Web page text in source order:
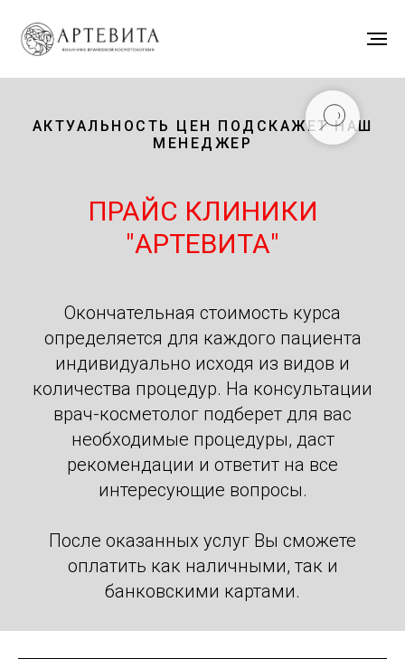
АКТУАЛЬНОСТЬ ЦЕН ПОДСКАЖЕТ НАШ
МЕНЕДЖЕР
ПРАЙС КЛИНИКИ
"АРТЕВИТА"
Окончательная стоимость курса
определяется для каждого пациента
индивидуально исходя из видов и
количества процедур. На консультации
врач-косметолог подберет для вас
необходимые процедуры, даст
рекомендации и ответит на все
интересующие вопросы.
После оказанных услуг Вы сможете
оплатить как наличными, так и
банковскими картами.